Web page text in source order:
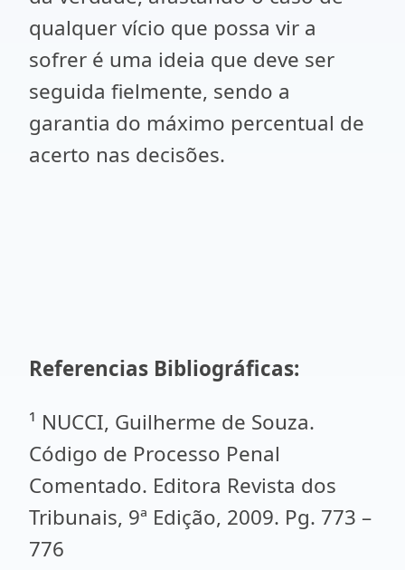
qualquer vício que possa vir a
sofrer é uma ideia que deve ser
seguida fielmente, sendo a
garantia do máximo percentual de
acerto nas decisões.
Referencias Bibliográficas:
¹ NUCCI, Guilherme de Souza.
Código de Processo Penal
Comentado. Editora Revista dos
Tribunais, 9ª Edição, 2009. Pg. 773 –
776